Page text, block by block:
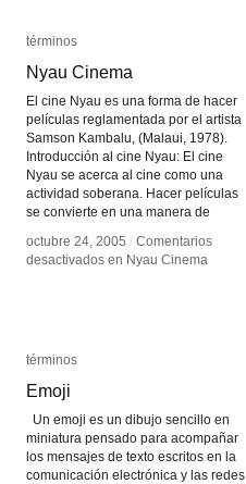
términos
Nyau Cinema
El cine Nyau es una forma de hacer
películas reglamentada por el artista
Samson Kambalu, (Malaui, 1978).
Introducción al cine Nyau: El cine
Nyau se acerca al cine como una
actividad soberana. Hacer películas
se convierte en una manera de
octubre 24, 2005 / Comentarios
desactivados en Nyau Cinema
términos
Nyau Cinema
octubre 24, 2005 / Comentarios
desactivados en Nyau Cinema
términos
Emoji
Un emoji es un dibujo sencillo en
miniatura pensado para acompañar
los mensajes de texto escritos en la
comunicación electrónica y las redes
términos
Emoji